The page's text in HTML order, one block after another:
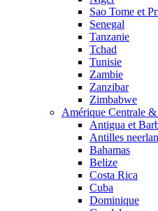
Sao Tome et
Senegal
Tanzanie
Tchad
Tunisie
Zambie
Zanzibar
Zimbabwe
Amérique Centrale &
Antigua et
Antilles
Bahamas
Belize
Costa Rica
Cuba
Dominique